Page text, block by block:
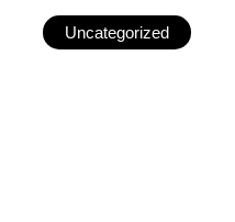
Uncategorized